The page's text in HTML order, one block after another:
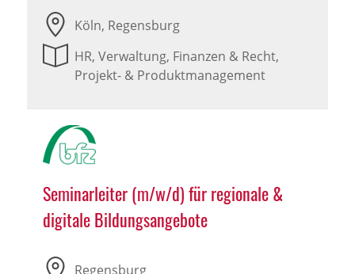
Köln, Regensburg
HR, Verwaltung, Finanzen & Recht,
Projekt- & Produktmanagement
Seminarleiter (m/w/d) für regionale &
digitale Bildungsangebote
Regensburg